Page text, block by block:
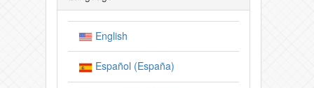
English
Español (España)